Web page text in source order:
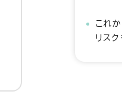
これ
リス